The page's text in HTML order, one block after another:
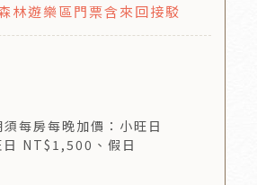
林遊樂區門票含來回接駁
每房每晚加價：小旺日
NT$1,500、假日